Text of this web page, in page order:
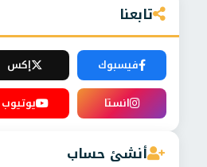
تابعنا
فيسبوك إكس
انستا
يوتيوب
أنشئ حساب